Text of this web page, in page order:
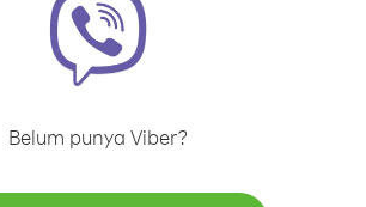
Belum punya Viber?